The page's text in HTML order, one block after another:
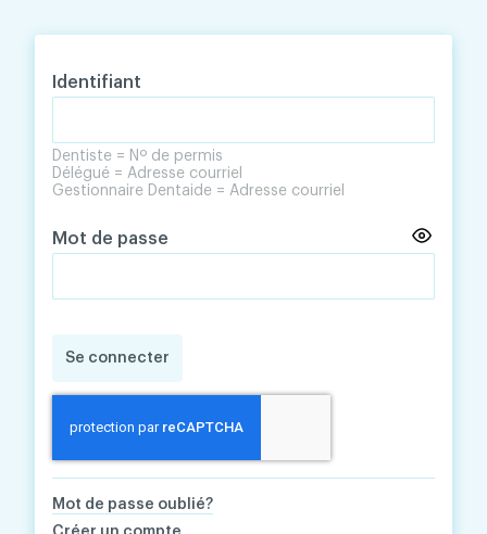
Identifiant
Dentiste = Nº de permis
Délégué = Adresse courriel
Gestionnaire Dentaide = Adresse courriel
Mot de passe
Se connecter
Mot de passe oublié?